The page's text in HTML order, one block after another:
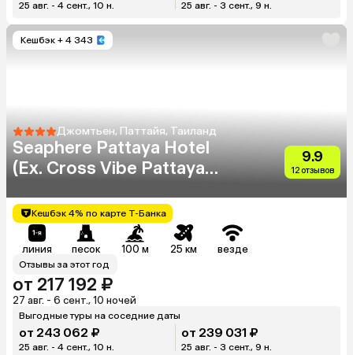
25 авг. - 4 сент., 10 н. 25 авг. - 3 сент., 9 н.
Кешбэк + 4 343
Джомтьен, Паттайя, Таиланд
Seaphere Pattaya Hotel
(Ex. Cross Vibe Pattaya
9.9
12 отзывов
Кешбэк 4% по карте Т-Банка
линия песок 100 м 25 км везде
Отзывы за этот год
от 217 192 ₽
27 авг. - 6 сент., 10 ночей
Выгодные туры на соседние даты
от 243 062 ₽
25 авг. - 4 сент., 10 н.
от 239 031 ₽
25 авг. - 3 сент., 9 н.